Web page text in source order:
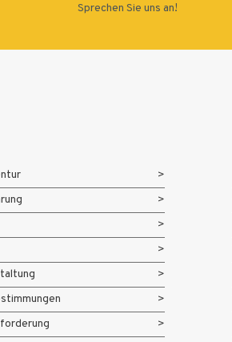
Sprechen Sie uns an!